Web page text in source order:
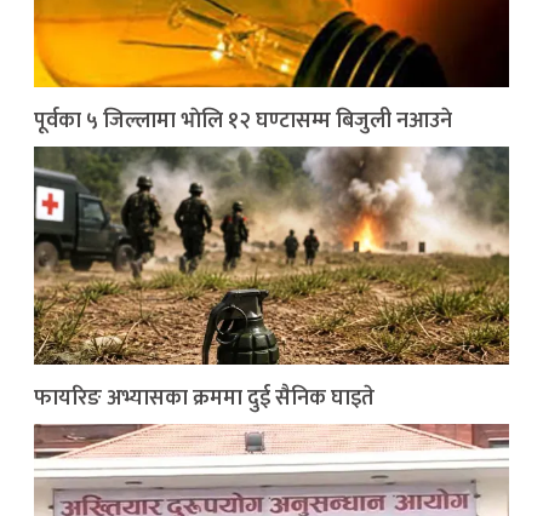
पूर्वका ५ जिल्लामा भाेलि १२ घण्टासम्म बिजुली नआउने
फायरिङ अभ्यासका क्रममा दुई सैनिक घाइते